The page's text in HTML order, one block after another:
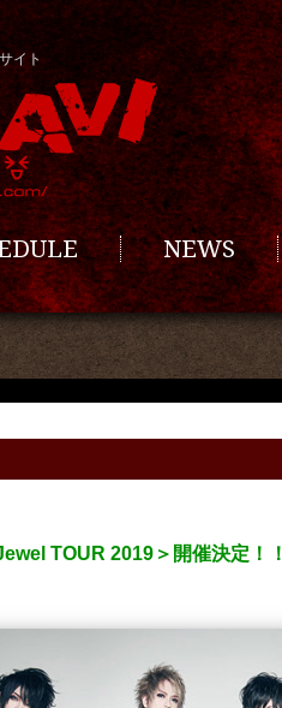
イト
NEWS
TOUR 2019＞開催決定！！